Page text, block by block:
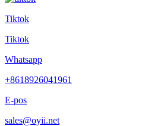
Tiktok
Tiktok
Whatsapp
+8618926041961
E-pos
sales@oyii.net